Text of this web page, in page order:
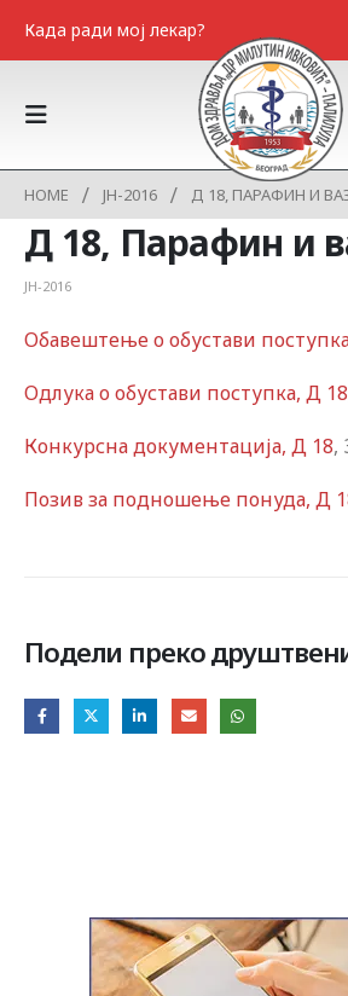
Када ради мој лекар?
HOME ЈН-2016 Д 18, ПАРАФИН И
Д 18, Парафин и
ЈН-2016
Обавештење о обустави
Одлука о обустави поступка, Д 18
Конкурсна документација, Д 18,
Позив за подношење понуда, Д
Подели преко